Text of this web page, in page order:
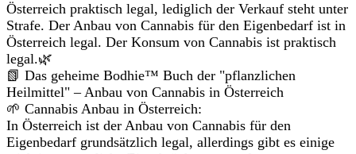
Österreich praktisch legal, lediglich der Verkauf steht unter
Strafe. Der Anbau von Cannabis für den Eigenbedarf ist in
Österreich legal. Der Konsum von Cannabis ist praktisch
legal.🌿
📗 Das geheime Bodhie™ Buch der "pflanzlichen
Heilmittel" – Anbau von Cannabis in Österreich
🌱 Cannabis Anbau in Österreich:
In Österreich ist der Anbau von Cannabis für den
Eigenbedarf grundsätzlich legal, allerdings gibt es einige